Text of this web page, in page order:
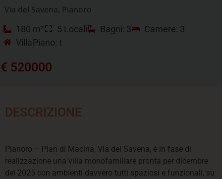
Via del Savena, Pianoro
180 m² 5 Locali Bagni: 3
Camere: 3
Villa Piano: t
€ 520000
DESCRIZIONE
Pianoro – Pian di Macina, Via del Savena, è in fase di
realizzazione una villa monofamiliare pronta per dicembre
del 2025 con ambienti davvero tutti spaziosi e funzionali, su